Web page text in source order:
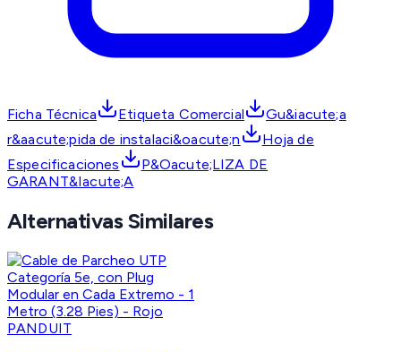
Ficha Técnica Etiqueta Comercial
Gu&iacute;a
r&aacute;pida de instalaci&oacute;n
Hoja de
Especificaciones
P&Oacute;LIZA DE
GARANT&Iacute;A
Alternativas Similares
PANDUIT